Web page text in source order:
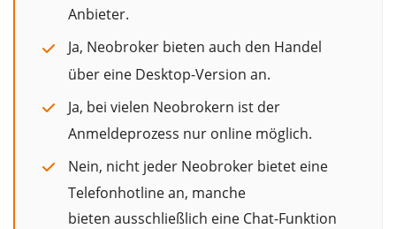
Anbieter.
Ja, Neobroker bieten auch den Handel
über eine Desktop-Version an.
Ja, bei vielen Neobrokern ist der
Anmeldeprozess nur online möglich.
Nein, nicht jeder Neobroker bietet eine
Telefonhotline an, manche
bieten ausschließlich eine Chat-Funktion